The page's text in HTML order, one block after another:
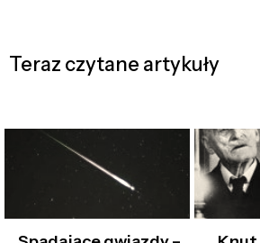
Teraz czytane artykuły